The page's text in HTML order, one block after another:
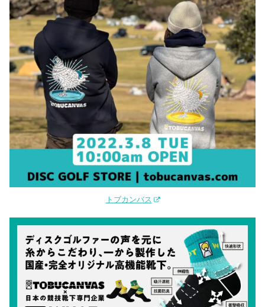
トブカンバス